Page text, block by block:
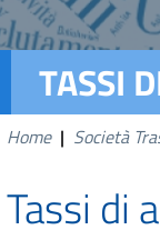
TASSI
Home | Società
Tassi di